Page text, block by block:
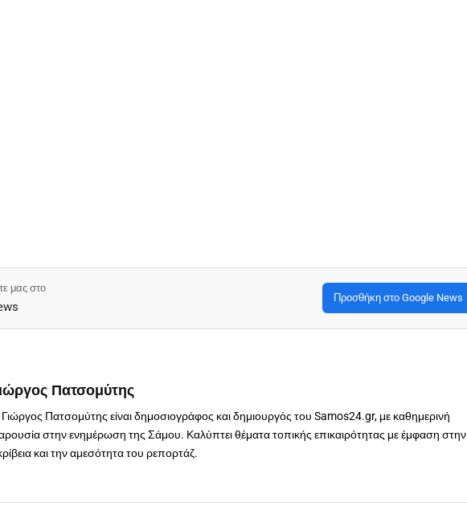
μας στο
Προσθήκη στο Google News
Πατσομύτης
Πατσομύτης είναι δημοσιογράφος και δημιουργός του Samos24.gr, με καθημερινή
στην ενημέρωση της Σάμου. Καλύπτει θέματα τοπικής επικαιρότητας με έμφαση στην
και την αμεσότητα του ρεπορτάζ.